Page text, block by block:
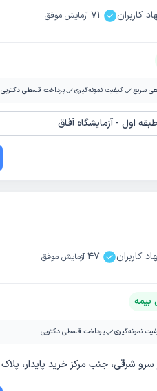
کاربران 71 آزمایش موفق
سریع کیفیت نمونه‌گیری پرداخت قسطی دکترپی
اول - آزمایشگاه آفاق
کاربران 47 آزمایش موفق
نمونه‌گیری پرداخت قسطی دکترپی
شرقی، جنب مرکز خرید پایدار، پلاک 72